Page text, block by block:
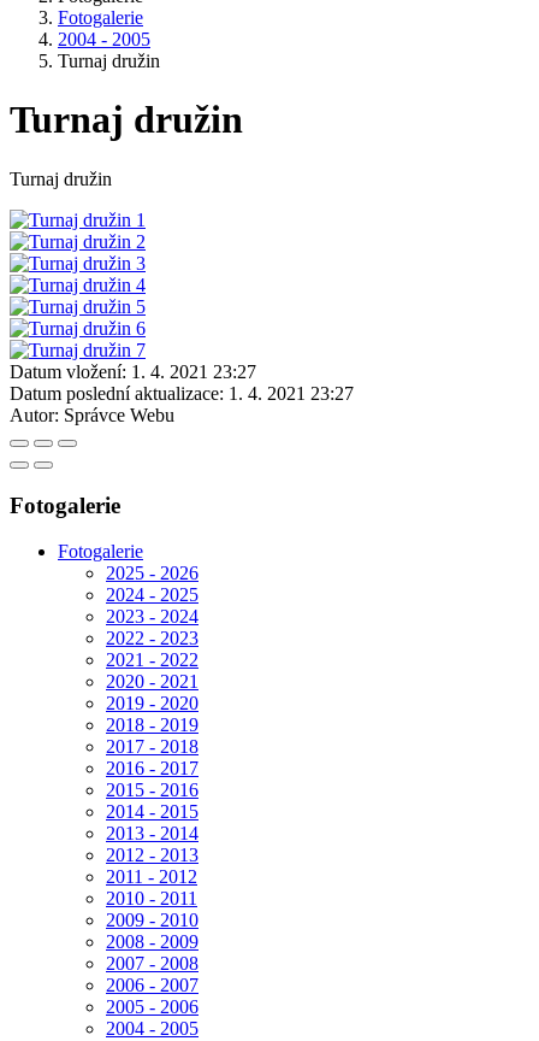
Fotogalerie
2004 - 2005
Turnaj družin
Turnaj družin
Turnaj družin
Datum vložení: 1. 4. 2021 23:27
Datum poslední aktualizace: 1. 4. 2021 23:27
Autor: Správce Webu
Fotogalerie
Fotogalerie
2025 - 2026
2024 - 2025
2023 - 2024
2022 - 2023
2021 - 2022
2020 - 2021
2019 - 2020
2018 - 2019
2017 - 2018
2016 - 2017
2015 - 2016
2014 - 2015
2013 - 2014
2012 - 2013
2011 - 2012
2010 - 2011
2009 - 2010
2008 - 2009
2007 - 2008
2006 - 2007
2005 - 2006
2004 - 2005